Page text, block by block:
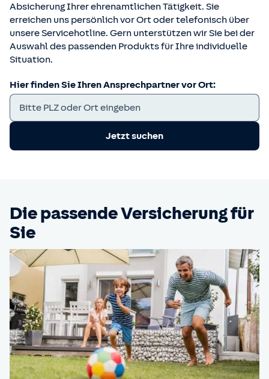
Absicherung Ihrer ehrenamtlichen Tätigkeit. Sie
erreichen uns persönlich vor Ort oder telefonisch über
unsere Servicehotline. Gern unterstützen wir Sie bei der
Auswahl des passenden Produkts für Ihre individuelle
Situation.
Hier finden Sie Ihren Ansprechpartner vor Ort:
Jetzt suchen
Die passende Versicherung für
Sie